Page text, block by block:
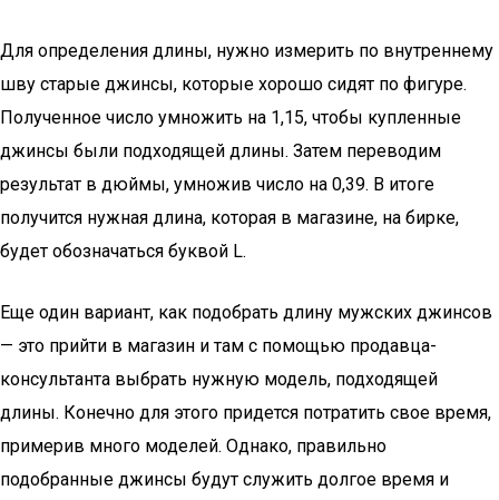
Для определения длины, нужно измерить по внутреннему
шву старые джинсы, которые хорошо сидят по фигуре.
Полученное число умножить на 1,15, чтобы купленные
джинсы были подходящей длины. Затем переводим
результат в дюймы, умножив число на 0,39. В итоге
получится нужная длина, которая в магазине, на бирке,
будет обозначаться буквой L.
Еще один вариант, как подобрать длину мужских джинсов
— это прийти в магазин и там с помощью продавца-
консультанта выбрать нужную модель, подходящей
длины. Конечно для этого придется потратить свое время,
примерив много моделей. Однако, правильно
подобранные джинсы будут служить долгое время и